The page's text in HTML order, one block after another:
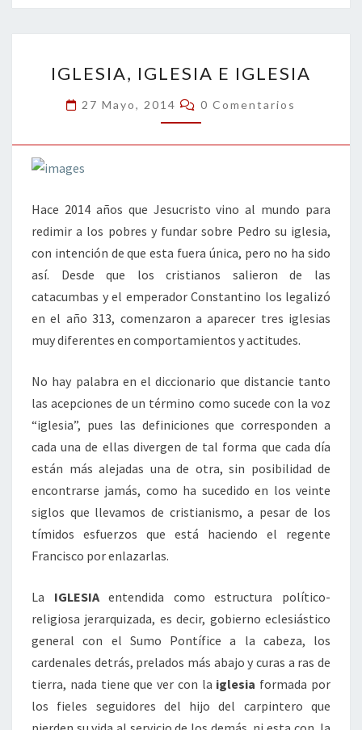
o
o
k
er dI
n
l
p
ar
tir
IGLESIA
E
IGLESIA
IGLESIA, IGLESIA E IGLESIA
27 Mayo, 2014 Comentarios
0 Comentarios
Hace 2014 años que Jesucristo vino al mundo para
redimir a los pobres y fundar sobre Pedro su iglesia,
con intención de que esta fuera única, pero no ha sido
así. Desde que los cristianos salieron de las
catacumbas y el emperador Constantino los legalizó
en el año 313, comenzaron a aparecer tres iglesias
muy diferentes en comportamientos y actitudes.
No hay palabra en el diccionario que distancie tanto
las acepciones de un término como sucede con la voz
“iglesia”, pues las definiciones que corresponden a
cada una de ellas divergen de tal forma que cada día
están más alejadas una de otra, sin posibilidad de
encontrarse jamás, como ha sucedido en los veinte
siglos que llevamos de cristianismo, a pesar de los
tímidos esfuerzos que está haciendo el regente
Francisco por enlazarlas.
La IGLESIAentendida como estructura político-
religiosa jerarquizada, es decir, gobierno eclesiástico
general con el Sumo Pontífice a la cabeza, los
cardenales detrás, prelados más abajo y curas a ras de
tierra, nada tiene que ver con la iglesia formada por
los fieles seguidores del hijo del carpintero que